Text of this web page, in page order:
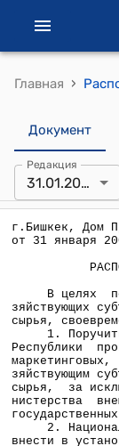
Главная ›
Документ
Редакция
31.01.2000